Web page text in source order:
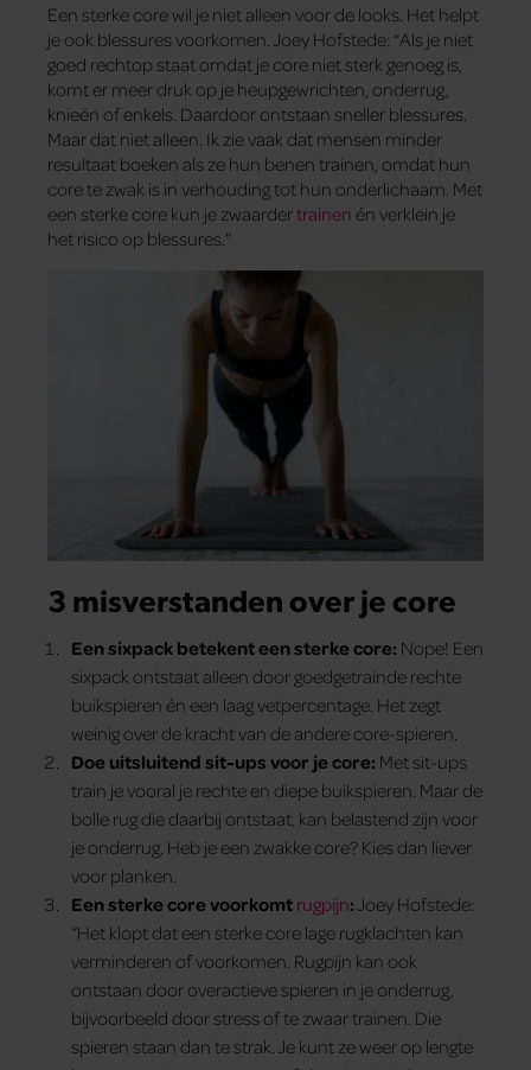
Een sterke core wil je niet alleen voor de looks. Het helpt
je ook blessures voorkomen. Joey Hofstede: “Als je niet
goed rechtop staat omdat je core niet sterk genoeg is,
komt er meer druk op je heupgewrichten, onderrug,
knieën of enkels. Daardoor ontstaan sneller blessures.
Maar dat niet alleen. Ik zie vaak dat mensen minder
resultaat boeken als ze hun benen trainen, omdat hun
core te zwak is in verhouding tot hun onderlichaam. Met
een sterke core kun je zwaardertrainen én verklein je
het risico op blessures.”
3 misverstanden over je core
Een sixpack betekent een sterke core: Nope! Een
sixpack ontstaat alleen door goedgetrainde rechte
buikspieren én een laag vetpercentage. Het zegt
weinig over de kracht van de andere core-spieren.
Doe uitsluitend sit-ups voor je core: Met sit-ups
train je vooral je rechte en diepe buikspieren. Maar de
bolle rug die daarbij ontstaat, kan belastend zijn voor
je onderrug. Heb je een zwakke core? Kies dan liever
voor planken.
Een sterke core voorkomt rugpijn:Joey Hofstede:
“Het klopt dat een sterke core lage rugklachten kan
verminderen of voorkomen. Rugpijn kan ook
ontstaan door overactieve spieren in je onderrug,
bijvoorbeeld door stress of te zwaar trainen. Die
spieren staan dan te strak. Je kunt ze weer op lengte